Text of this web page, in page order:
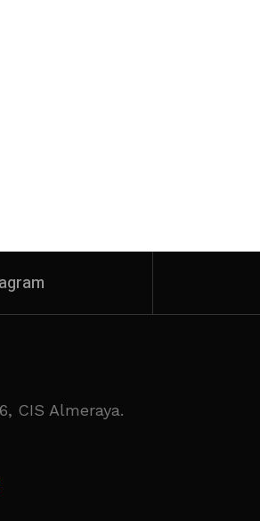
CIS Almeraya.